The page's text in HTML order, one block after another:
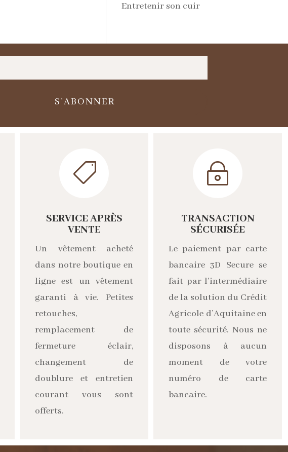
Entretenir son cuir
S'ABONNER

SERVICE APRÈS
VENTE
Un vêtement acheté
dans notre boutique en
ligne est un vêtement
garanti à vie. Petites
retouches,
remplacement de
fermeture éclair,
changement de
doublure et entretien
courant vous sont
offerts.
~
TRANSACTION
SÉCURISÉE
Le paiement par carte
bancaire 3D Secure se
fait par l’intermédiaire
de la solution du Crédit
Agricole d’Aquitaine en
toute sécurité. Nous ne
disposons à aucun
moment de votre
numéro de carte
bancaire.